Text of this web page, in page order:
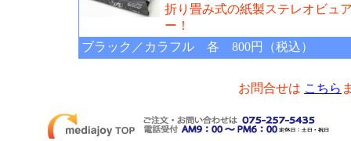
折り畳み式の紙製ステレオビュ
ー！
ブラック／カラフル 各 800円（税込）
お問合せは こちら